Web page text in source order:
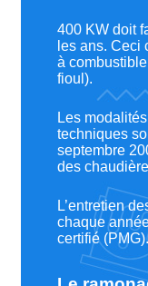
400 KW doit
les ans. Ceci
à
fioul).
Les
techniques
septembre
des
L’entretien
chaque
certifié